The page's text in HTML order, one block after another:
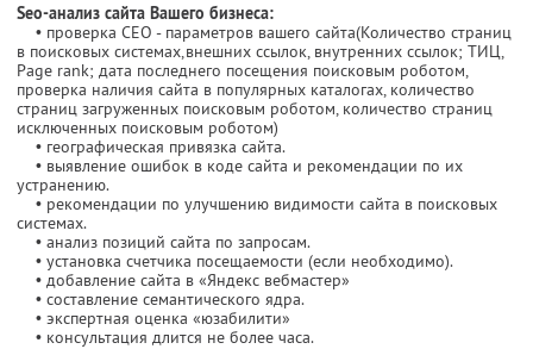
Seo-анализ сайта Вашего бизнеса:
• проверка СЕО - параметров вашего сайта(Количество страниц
в поисковых системах,внешних ссылок, внутренних ссылок; ТИЦ,
Page rank; дата последнего посещения поисковым роботом,
проверка наличия сайта в популярных каталогах, количество
страниц загруженных поисковым роботом, количество страниц
исключенных поисковым роботом)
• географическая привязка сайта.
• выявление ошибок в коде сайта и рекомендации по их
устранению.
• рекомендации по улучшению видимости сайта в поисковых
системах.
• анализ позиций сайта по запросам.
• установка счетчика посещаемости (если необходимо).
• добавление сайта в «Яндекс вебмастер»
• составление семантического ядра.
• экспертная оценка «юзабилити»
• консультация длится не более часа.